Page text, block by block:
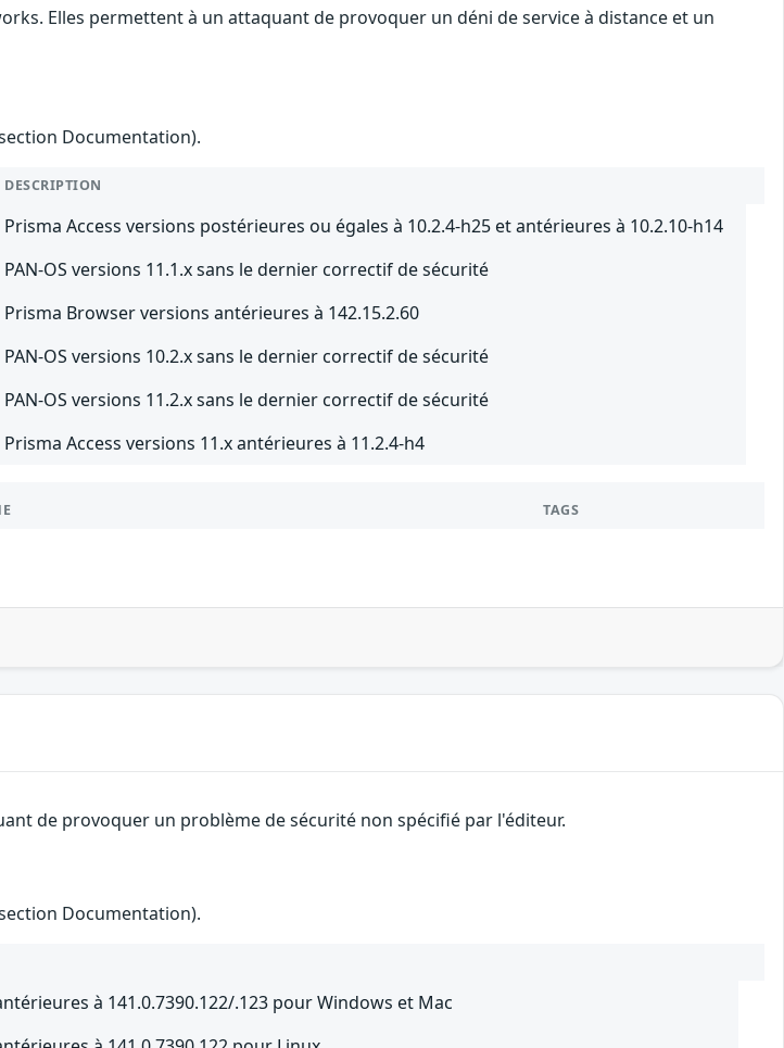
Elles permettent à un attaquant de provoquer un déni de service à distance et un
Documentation).
DESCRIPTION
Prisma Access versions postérieures ou égales à 10.2.4-h25 et antérieures à 10.2.10-h14
PAN-OS versions 11.1.x sans le dernier correctif de sécurité
Prisma Browser versions antérieures à 142.15.2.60
PAN-OS versions 10.2.x sans le dernier correctif de sécurité
PAN-OS versions 11.2.x sans le dernier correctif de sécurité
Prisma Access versions 11.x antérieures à 11.2.4-h4
TAGS
de provoquer un problème de sécurité non spécifié par l'éditeur.
Documentation).
à 141.0.7390.122/.123 pour Windows et Mac